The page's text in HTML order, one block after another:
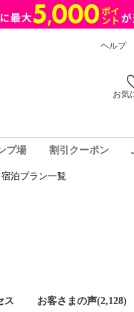
ヘルプ
お気
プ場 割引クーポン
泊プラン一覧
ス お客さまの声(2,128)